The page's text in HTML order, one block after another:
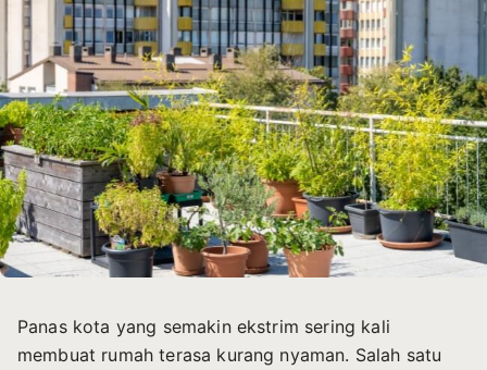
Panas kota yang semakin ekstrim sering kali
membuat rumah terasa kurang nyaman. Salah satu